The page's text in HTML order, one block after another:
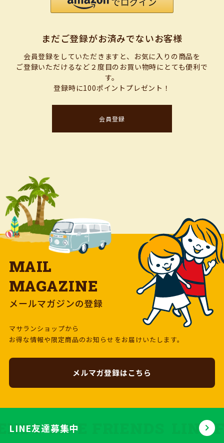
まだご登録がお済みでないお客様
会員登録をしていただきますと、お気に入りの商品を
ご登録いただけるなど２度目のお買い物時にとても便利で
す。
登録時に100ポイントプレゼント！
会員登録
MAIL
MAGAZINE
メールマガジンの登録
マサランショップから
お得な情報や限定商品のお知らせをお届けいたします。
メルマガ登録はこちら
LINE FRIENDS LINE
LINE友達募集中